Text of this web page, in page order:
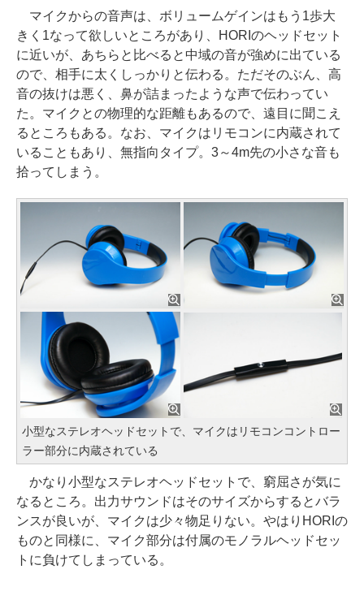
マイクからの音声は、ボリュームゲインはもう1歩大
きく1なって欲しいところがあり、HORIのヘッドセット
に近いが、あちらと比べると中域の音が強めに出ている
ので、相手に太くしっかりと伝わる。ただそのぶん、高
音の抜けは悪く、鼻が詰まったような声で伝わってい
た。マイクとの物理的な距離もあるので、遠目に聞こえ
るところもある。なお、マイクはリモコンに内蔵されて
いることもあり、無指向タイプ。3～4m先の小さな音も
拾ってしまう。
小型なステレオヘッドセットで、マイクはリモコンコントロー
ラー部分に内蔵されている
かなり小型なステレオヘッドセットで、窮屈さが気に
なるところ。出力サウンドはそのサイズからするとバラ
ンスが良いが、マイクは少々物足りない。やはりHORIの
ものと同様に、マイク部分は付属のモノラルヘッドセッ
トに負けてしまっている。